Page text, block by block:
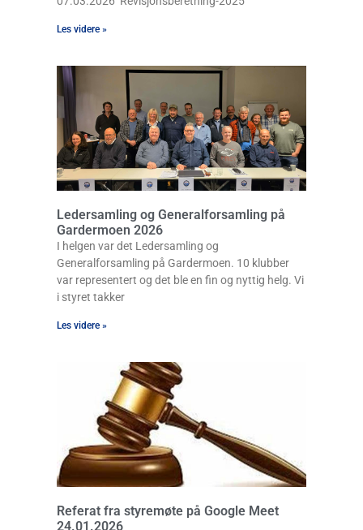
Les videre »
Ledersamling og Generalforsamling på
Gardermoen 2026
I helgen var det Ledersamling og
Generalforsamling på Gardermoen. 10 klubber
var representert og det ble en fin og nyttig helg. Vi
i styret takker
Les videre »
Referat fra styremøte på Google Meet
24.01.2026